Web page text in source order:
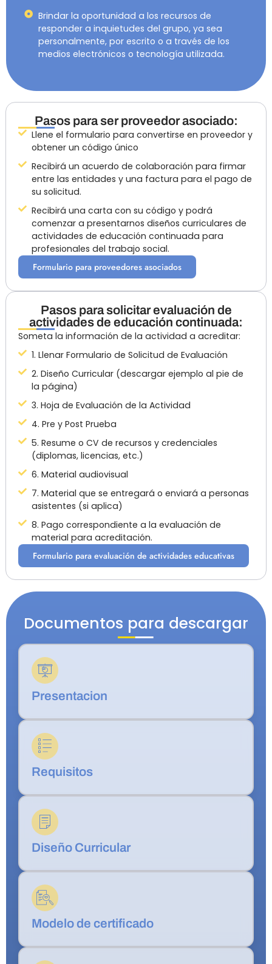
Brindar la oportunidad a los recursos de
responder a inquietudes del grupo, ya sea
personalmente, por escrito o a través de los
medios electrónicos o tecnología utilizada.
Pasos para ser proveedor asociado:
Llene el formulario para convertirse en proveedor y
obtener un código único
Recibirá un acuerdo de colaboración para firmar
entre las entidades y una factura para el pago de
su solicitud.
Recibirá una carta con su código y podrá
comenzar a presentarnos diseños curriculares de
actividades de educación continuada para
profesionales del trabajo social.
Formulario para proveedores asociados
Pasos para solicitar evaluación de
actividades de educación continuada:
Someta la información de la actividad a acreditar:
1. Llenar Formulario de Solicitud de Evaluación
2. Diseño Curricular (descargar ejemplo al pie de
la página)
3. Hoja de Evaluación de la Actividad
4. Pre y Post Prueba
5. Resume o CV de recursos y credenciales
(diplomas, licencias, etc.)
6. Material audiovisual
7. Material que se entregará o enviará a personas
asistentes (si aplica)
8. Pago correspondiente a la evaluación de
material para acreditación.
Formulario para evaluación de actividades educativas
Documentos para descargar
Presentacion
Requisitos
Diseño Curricular
Modelo de certificado